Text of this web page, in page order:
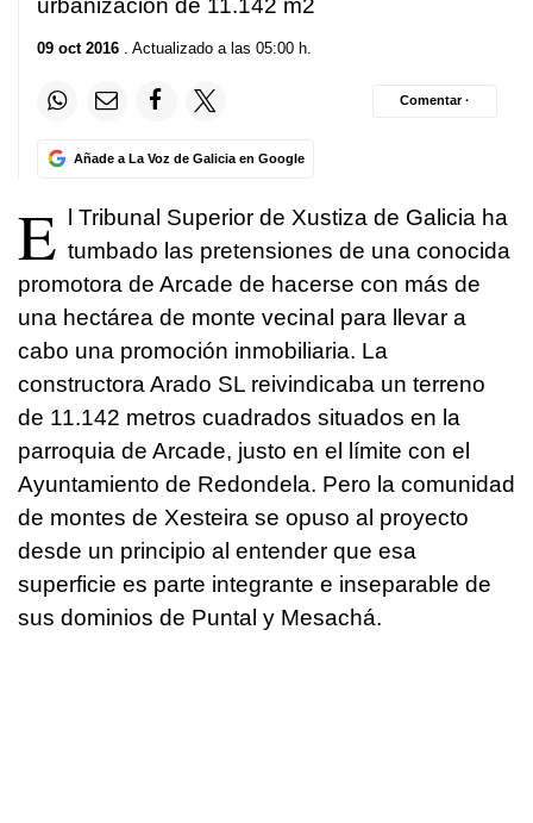
urbanización de 11.142 m2
09 oct 2016 . Actualizado a las 05:00 h.
Añade a La Voz de Galicia en Google
Comentar ·
E l Tribunal Superior de Xustiza de Galicia ha
tumbado las pretensiones de una conocida
promotora de Arcade de hacerse con más de
una hectárea de monte vecinal para llevar a
cabo una promoción inmobiliaria. La
constructora Arado SL reivindicaba un terreno
de 11.142 metros cuadrados situados en la
parroquia de Arcade, justo en el límite con el
Ayuntamiento de Redondela. Pero la comunidad
de montes de Xesteira se opuso al proyecto
desde un principio al entender que esa
superficie es parte integrante e inseparable de
sus dominios de Puntal y Mesachá.